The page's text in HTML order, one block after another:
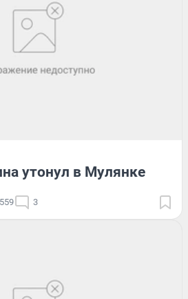
утонул в Мулянке
3